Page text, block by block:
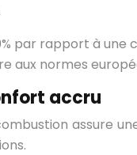
par rapport à une
aux normes
accru
assure